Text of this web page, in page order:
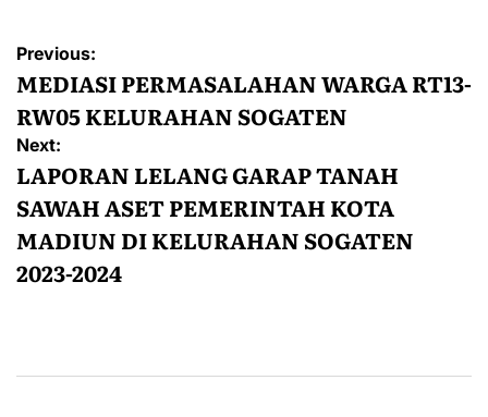
Post
navigation
Previous:
MEDIASI PERMASALAHAN WARGA RT13-
RW05 KELURAHAN SOGATEN
Next:
LAPORAN LELANG GARAP TANAH
SAWAH ASET PEMERINTAH KOTA
MADIUN DI KELURAHAN SOGATEN
2023-2024